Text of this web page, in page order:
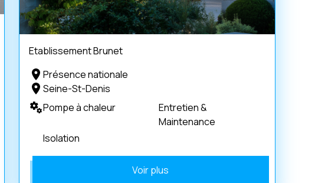
Etablissement Brunet
Présence nationale
Seine-St-Denis
Pompe à chaleur
Entretien &
Maintenance
Isolation
Voir plus